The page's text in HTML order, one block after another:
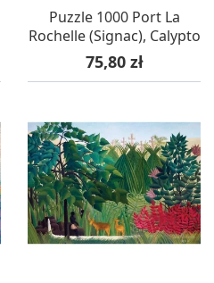
Puzzle 1000 Port La
Rochelle (Signac), Calypto
Cena
75,80 zł